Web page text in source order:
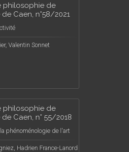
philosophie de
Caen, n°58/2021
Valentin Sonnet
philosophie de
Caen, n° 55/2018
phénoménologie de l'art
Hadrien France-Lanord